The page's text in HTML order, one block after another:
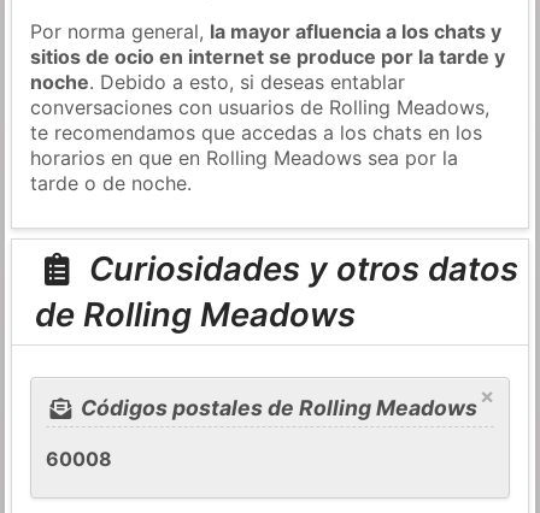
Por norma general, la mayor afluencia a los chats y
sitios de ocio en internet se produce por la tarde y
noche. Debido a esto, si deseas entablar
conversaciones con usuarios de Rolling Meadows,
te recomendamos que accedas a los chats en los
horarios en que en Rolling Meadows sea por la
tarde o de noche.
Curiosidades y otros datos
de Rolling Meadows
×
Códigos postales de Rolling Meadows
60008